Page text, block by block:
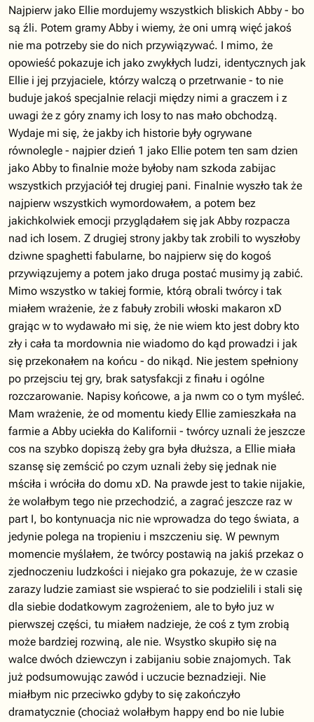
Najpierw jako Ellie mordujemy wszystkich bliskich Abby - bo
są źli. Potem gramy Abby i wiemy, że oni umrą więć jakoś
nie ma potrzeby sie do nich przywiązywać. I mimo, że
opowieść pokazuje ich jako zwykłych ludzi, identycznych jak
Ellie i jej przyjaciele, którzy walczą o przetrwanie - to nie
buduje jakoś specjalnie relacji między nimi a graczem i z
uwagi że z góry znamy ich losy to nas mało obchodzą.
Wydaje mi się, że jakby ich historie były ogrywane
równolegle - najpier dzień 1 jako Ellie potem ten sam dzien
jako Abby to finalnie może byłoby nam szkoda zabijac
wszystkich przyjaciół tej drugiej pani. Finalnie wyszło tak że
najpierw wszystkich wymordowałem, a potem bez
jakichkolwiek emocji przyglądałem się jak Abby rozpacza
nad ich losem. Z drugiej strony jakby tak zrobili to wyszłoby
dziwne spaghetti fabularne, bo najpierw się do kogoś
przywiązujemy a potem jako druga postać musimy ją zabić.
Mimo wszystko w takiej formie, którą obrali twórcy i tak
miałem wrażenie, że z fabuły zrobili włoski makaron xD
grając w to wydawało mi się, że nie wiem kto jest dobry kto
zły i cała ta mordownia nie wiadomo do kąd prowadzi i jak
się przekonałem na końcu - do nikąd. Nie jestem spełniony
po przejsciu tej gry, brak satysfakcji z finału i ogólne
rozczarowanie. Napisy końcowe, a ja nwm co o tym myśleć.
Mam wrażenie, że od momentu kiedy Ellie zamieszkała na
farmie a Abby uciekła do Kalifornii - twórcy uznali że jeszcze
cos na szybko dopiszą żeby gra była dłuższa, a Ellie miała
szansę się zemścić po czym uznali żeby się jednak nie
mściła i wróciła do domu xD. Na prawde jest to takie nijakie,
że wolałbym tego nie przechodzić, a zagrać jeszcze raz w
part I, bo kontynuacja nic nie wprowadza do tego świata, a
jedynie polega na tropieniu i mszczeniu się. W pewnym
momencie myślałem, że twórcy postawią na jakiś przekaz o
zjednoczeniu ludzkości i niejako gra pokazuje, że w czasie
zarazy ludzie zamiast sie wspierać to sie podzielili i stali się
dla siebie dodatkowym zagrożeniem, ale to było juz w
pierwszej części, tu miałem nadzieje, że coś z tym zrobią
może bardziej rozwiną, ale nie. Wsystko skupiło się na
walce dwóch dziewczyn i zabijaniu sobie znajomych. Tak
już podsumowując zawód i uczucie beznadzieji. Nie
miałbym nic przeciwko gdyby to się zakończyło
dramatycznie (chociaż wolałbym happy end bo nie lubie